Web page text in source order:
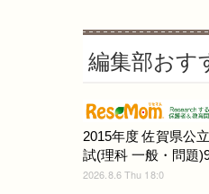
編集部おす
2015年度 佐賀県公
試(理科 一般・問題
2026.8.6 Thu 18:0